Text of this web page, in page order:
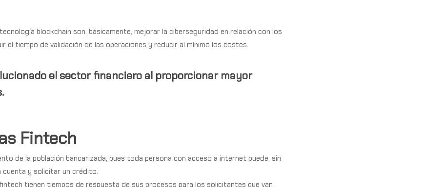
blockchain son, básicamente, mejorar la ciberseguridad en relación con los
el tiempo de validación de las operaciones y reducir al mínimo los costes.
el sector financiero al proporcionar mayor
Fintech
de la población bancarizada, pues toda persona con acceso a internet puede, sin
cuenta y solicitar un crédito.
tienen tiempos de respuesta de sus procesos para los solicitantes que van